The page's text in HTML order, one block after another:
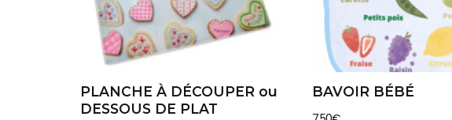
PLANCHE À DÉCOUPER ou
DESSOUS DE PLAT
BAVOIR BÉBÉ